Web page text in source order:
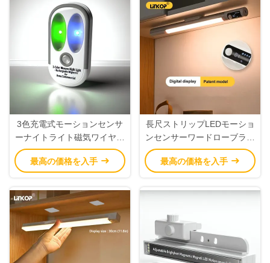
3色充電式モーションセンサ
ーナイトライト磁気ワイヤレ
ス、家庭用、商業用、OEM
最高の価格を入手
長尺ストリップLEDモーショ
ンセンサーワードローブライ
ト 3000K 4500K 6000K マグ
ネット設置
最高の価格を入手